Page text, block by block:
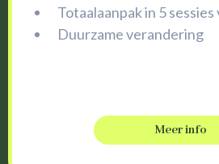
Totaalaanpak in 5
Duurzame verandering
Meer info